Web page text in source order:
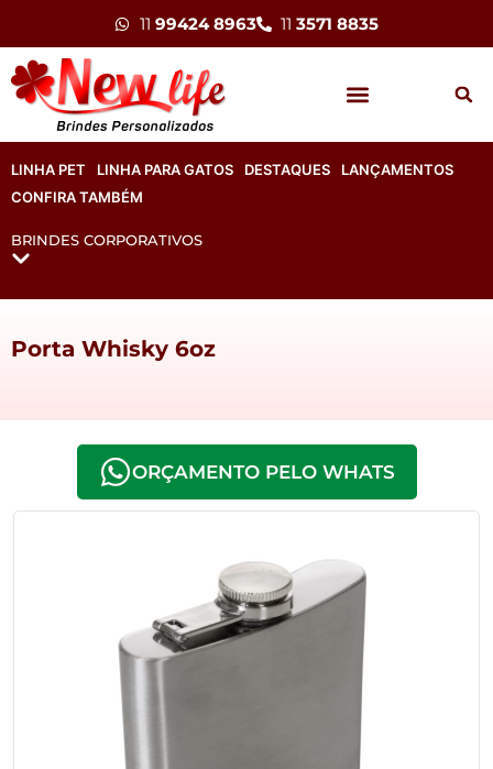
11 99424 8963 11 3571 8835
LINHA PET LINHA PARA GATOS DESTAQUES
LANÇAMENTOS
CONFIRA TAMBÉM
BRINDES CORPORATIVOS
Porta Whisky 6oz
ORÇAMENTO PELO WHATS